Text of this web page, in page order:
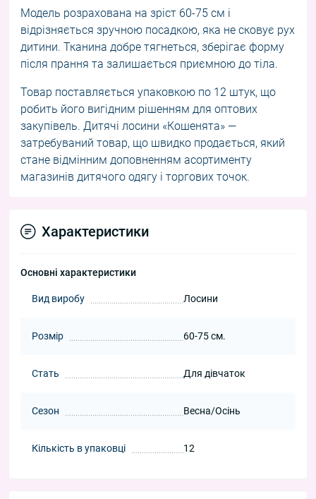
Модель розрахована на зріст 60-75 см і
відрізняється зручною посадкою, яка не сковує рух
дитини. Тканина добре тягнеться, зберігає форму
після прання та залишається приємною до тіла.
Товар поставляється упаковкою по 12 штук, що
робить його вигідним рішенням для оптових
закупівель. Дитячі лосини «Кошенята» —
затребуваний товар, що швидко продається, який
стане відмінним доповненням асортименту
магазинів дитячого одягу і торгових точок.
Характеристики
Основні характеристики
Вид виробу Лосини
Розмір 60-75 см.
Стать Для дівчаток
Сезон Весна/Осінь
Кількість в упаковці 12